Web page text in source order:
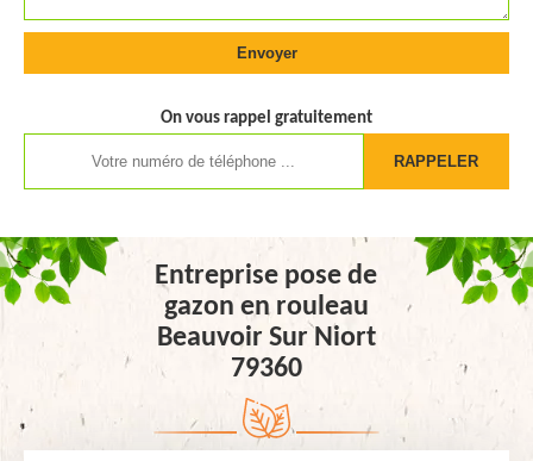
On vous rappel gratuitement
Entreprise pose de
gazon en rouleau
Beauvoir Sur Niort
79360